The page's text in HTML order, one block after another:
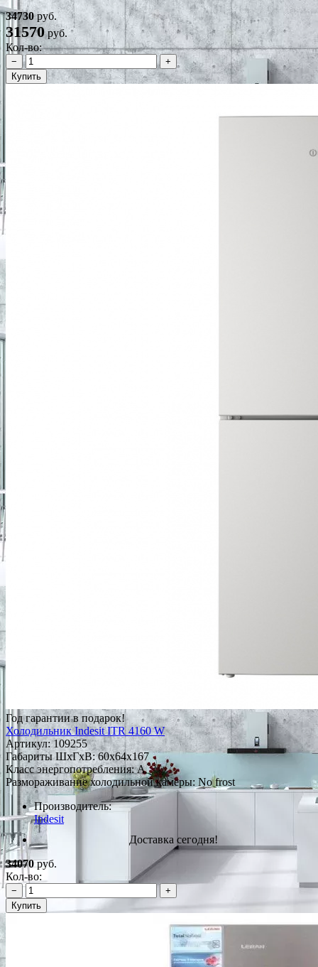
34730руб.
31570руб.
Кол-во:
−
+
Купить
Год гарантии в подарок!
Холодильник Indesit ITR 4160 W
Артикул:109255
Габариты ШxГxВ: 60x64x167
Класс энергопотребления: A
Размораживание холодильной камеры: No frost
Производитель:
Indesit
Доставка сегодня!
34070руб.
Кол-во:
−
+
Купить